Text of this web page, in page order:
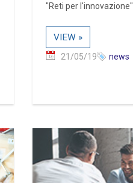
"Reti per l'innovazione"
VIEW »
21/05/19 news